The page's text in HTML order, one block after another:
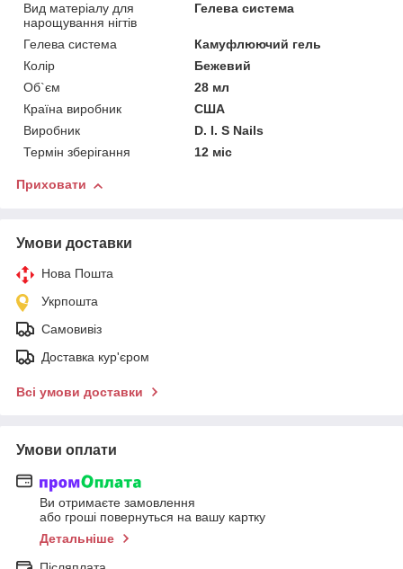
Вид матеріалу для
нарощування нігтів
Гелева система
Гелева система
Камуфлюючий гель
Колір
Бежевий
Об`єм
28 мл
Країна виробник
США
Виробник
D. I. S Nails
Термін зберігання
12 міс
Приховати
Умови доставки
Нова Пошта
Укрпошта
Самовивіз
Доставка кур'єром
Всі умови доставки
Умови оплати
Ви отримаєте замовлення
або гроші повернуться на вашу картку
Детальніше